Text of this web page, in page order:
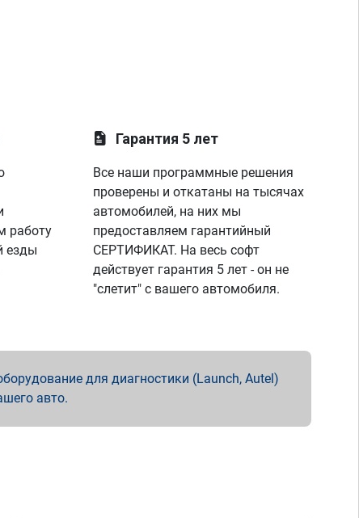
работу
езды
Гарантия 5 лет
Все наши программные решения
проверены и откатаны на тысячах
автомобилей, на них мы
предоставляем гарантийный
СЕРТИФИКАТ. На весь софт
действует гарантия 5 лет - он не
"слетит" с вашего автомобиля.
для диагностики (Launch, Autel)
авто.